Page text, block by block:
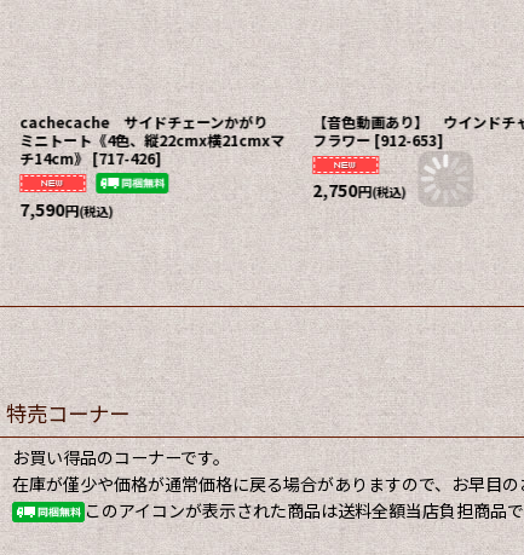
cachecache サイドチェーンかがり
ミニトート《4色、縦22cmx横21cmxマ
チ14cm》 [717-426]
7,590円(税込)
【音色動画あり】 ウインド
フラワー [912-653]
2,750円(税込)
特売コーナー
お買い得品のコーナーです。
在庫が僅少や価格が通常価格に戻る場合がありますので、お早目の
このアイコンが表示された商品は送料全額当店負担商品